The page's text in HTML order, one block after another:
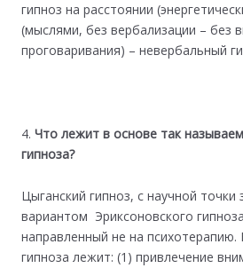
гипноз на расстоянии
(мыслями, без вербализации – без
проговаривания) – невербальный
Что лежит в основе так
гипноза?
Цыганский гипноз, с научной точки
вариантом Эриксоновского
направленный не на психотерапию.
гипноза лежит: (1) привлечение